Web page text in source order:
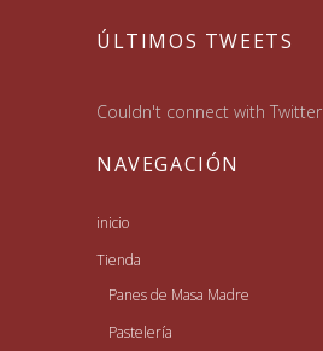
ÚLTIMOS TWEETS
Couldn't connect with Twitter
NAVEGACIÓN
inicio
Tienda
Panes de Masa Madre
Pastelería